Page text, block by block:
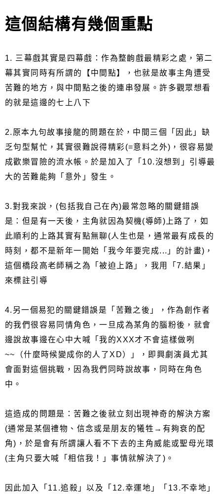
這個結構有幾個重點
1. 三幕戲其實是四幕戲：作為整齣戲最精彩之處，第二
幕其實同時有所謂的【中間點】，也就是故事主角遭受
苦難的地方，與中間點之後的連串發展。許多觀眾想看
的就是這邊的七上八下
2.原本九句故事接龍的問題在於，中間三個「因此」缺
乏句型幫忙，其實很難說得精彩(=意料之外)，很容易變
成歡樂冒險的流水帳。於是加入了「10.沒想到」引導最
大的苦難能夠「意外」發生。
3.對我來說，(包括我自己在內)最常忽略的關鍵錯誤
是：但是有一天後，主角就因為契機(導師)上路了，如
此順利的上路其實有點無聊(人生也是，通常最有成長的
時刻，都不是新年一開始「我今年要完成...」的計畫)，
這個橋段高老師稱之為「被迫上路」，我用「7.結果」
來標註引導
4.另一個易犯的關鍵錯誤是「苦難之後」，作為創作者
的我們很容易同情角色，一旦成為某角的腦粉後，就會
邊說故事邊在心中大喊「我的XXX才不會這樣做咧
~~（什麼時候變成你的人了XD）」，即興劇演員尤其
會面對這個挑戰，因為我們同時說故事，同時在角色
中。
這造成的問題是：苦難之後就立刻出現神奇的解決方案
(通常是某個禮物、信念或是朋友的犧牲→有夠衰的配
角)，於是會有所謂讓人看不下去的主角威能或聖母光環
(主角只要大喊「相信我！」事情就解決了)。
因此加入「11.追殺」以及「12.幸運地」「13.不幸地」